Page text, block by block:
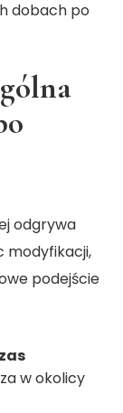
dobach po
odgrywa
modyfikacji,
podejście
w okolicy